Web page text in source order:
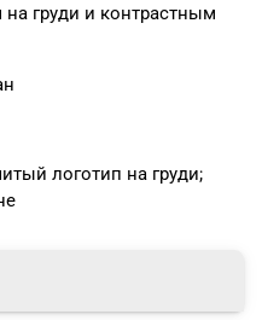
груди и контрастным
логотип на груди;